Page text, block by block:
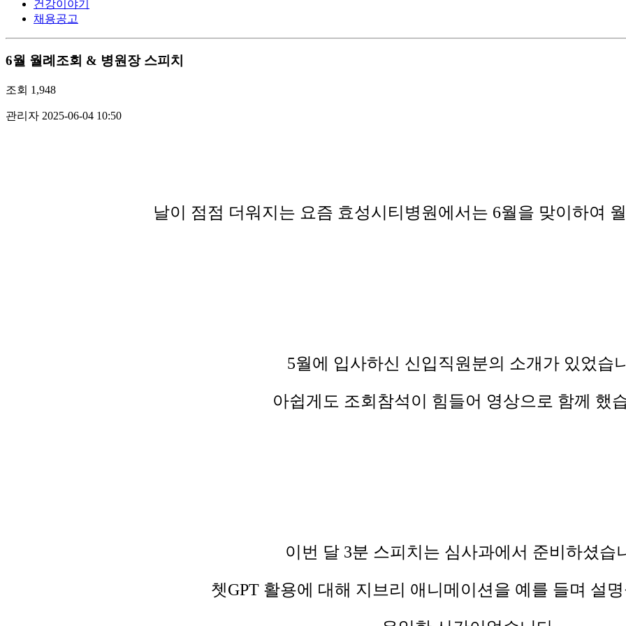
건강이야기
채용공고
6월 월례조회 & 병원장 스피치
조회 1,948
관리자 2025-06-04 10:50
날이 점점 더워지는 요즘 효성시티병원에서는 6월을 맞이하여
5월에 입사하신 신입직원분의 소개가 있었습
아쉽게도 조회참석이 힘들어 영상으로 함께 했
이번 달 3분 스피치는 심사과에서 준비하셨습
쳇GPT 활용에 대해 지브리 애니메이션을 예를 들며 설